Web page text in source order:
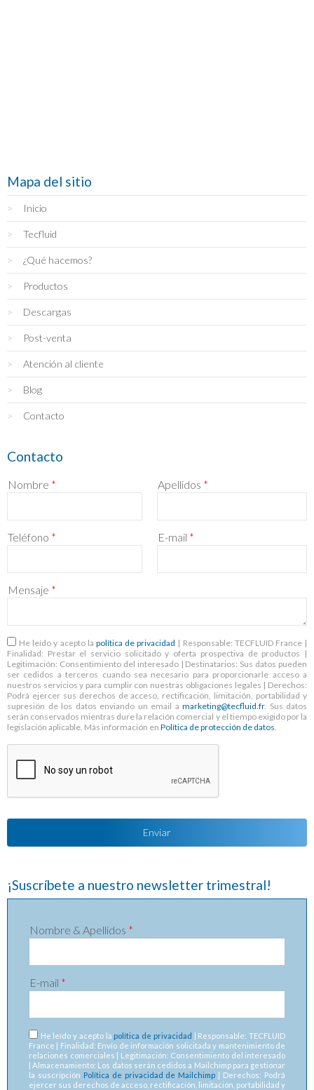
Mapa del sitio
Inicio
Tecfluid
¿Qué hacemos?
Productos
Descargas
Post-venta
Atención al cliente
Blog
Contacto
Contacto
Nombre * Apellidos *
Teléfono * E-mail *
Mensaje *
RGPD *
He leído y acepto la política de privacidad | Responsable: TECFLUID France |
Finalidad: Prestar el servicio solicitado y oferta prospectiva de productos |
Legitimación: Consentimiento del interesado | Destinatarios: Sus datos pueden
ser cedidos a terceros cuando sea necesario para proporcionarle acceso a
nuestros servicios y para cumplir con nuestras obligaciones legales | Derechos:
Podrá ejercer sus derechos de acceso, rectificación, limitación, portabilidad y
supresión de los datos enviando un email a marketing@tecfluid.fr. Sus datos
serán conservados mientras dure la relación comercial y el tiempo exigido por la
legislación aplicable. Más información en Política de protección de datos.
¡Suscríbete a nuestro newsletter trimestral!
Nombre & Apellidos *
E-mail *
RGPD *
He leído y acepto la política de privacidad | Responsable: TECFLUID
France | Finalidad: Envío de información solicitada y mantenimiento de
relaciones comerciales | Legitimación: Consentimiento del interesado
| Almacenamiento: Los datos serán cedidos a Mailchimp para gestionar
la suscripción Política de privacidad de Mailchimp | Derechos: Podrá
ejercer sus derechos de acceso, rectificación, limitación, portabilidad y